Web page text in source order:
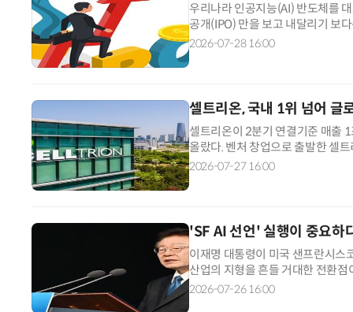
우리나라 인공지능(AI) 반도체를
공개(IPO) 만을 보고 내달리기 보
는 방향을 택했다. 리벨리온이 코
2026-07-28 16:00
셀트리온, 국내 1위 넘어 글
셀트리온이 2분기 연결기준 매출
올랐다. 벤처 창업으로 출발한 셀
선두에 오른 것은 한국 제약·바이
2026-07-27 16:00
'SF AI 선언' 실행이 중요하
이재명 대통령이 미국 샌프란시스
산업의 지형을 흔들 거대한 전환
망 핵심 국가로 도약하겠다는 비
2026-07-26 16:00